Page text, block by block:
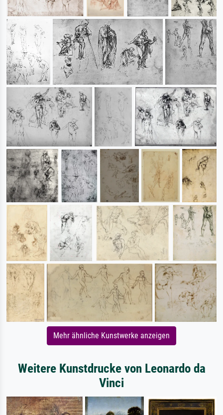
Mehr ähnliche Kunstwerke anzeigen
Weitere Kunstdrucke von Leonardo da
Vinci